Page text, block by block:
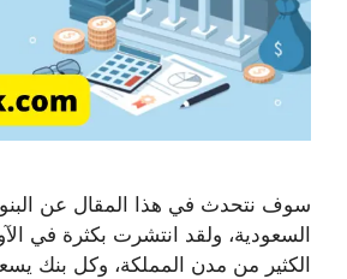
سوف نتحدث في هذا المقال عن
السعودية، ولقد انتشرت بكثرة في
الكثير من مدن المملكة، وكل بنك